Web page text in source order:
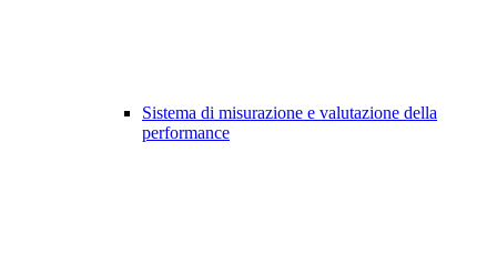
Sistema di misurazione e valutazione della
performance